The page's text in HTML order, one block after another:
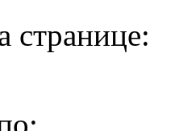
странице: